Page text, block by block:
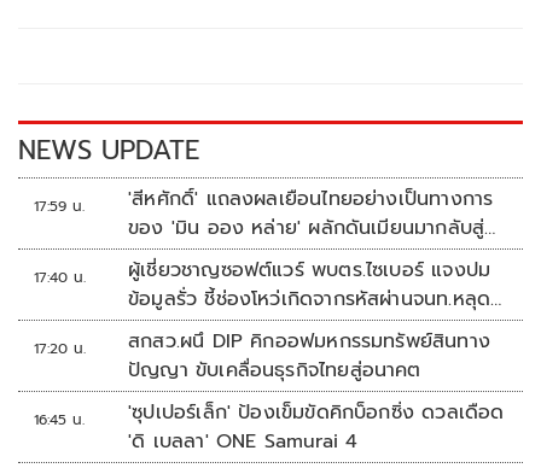
k k
NEWS UPDATE
17:59 น.
'สีหศักดิ์' แถลงผลเยือนไทยอย่างเป็นทางการ
ของ 'มิน ออง หล่าย' ผลักดันเมียนมากลับสู่
อาเซียน
17:40 น.
ผู้เชี่ยวชาญซอฟต์แวร์ พบตร.ไซเบอร์ แจงปม
ข้อมูลรั่ว ชี้ช่องโหว่เกิดจากรหัสผ่านจนท.หลุด
ไม่ใช่ถูกแฮกระบบ
17:20 น.
สกสว.ผนึ DIP คิกออฟมหกรรมทรัพย์สินทาง
ปัญญา ขับเคลื่อนธุรกิจไทยสู่อนาคต
16:45 น.
'ซุปเปอร์เล็ก' ป้องเข็มขัดคิกบ็อกซิ่ง ดวลเดือด
'ดิ เบลลา' ONE Samurai 4